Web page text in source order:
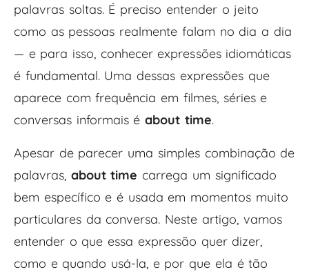
palavras soltas. É preciso entender o jeito
como as pessoas realmente falam no dia a dia
— e para isso, conhecer expressões idiomáticas
é fundamental. Uma dessas expressões que
aparece com frequência em filmes, séries e
conversas informais éabout time.
Apesar de parecer uma simples combinação de
palavras, about time carrega um significado
bem específico e é usada em momentos muito
particulares da conversa. Neste artigo, vamos
entender o que essa expressão quer dizer,
como e quando usá-la, e por que ela é tão